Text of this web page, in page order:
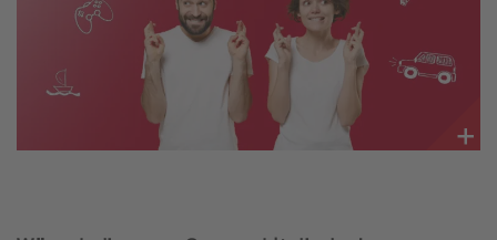
Webradio
Moderatoren